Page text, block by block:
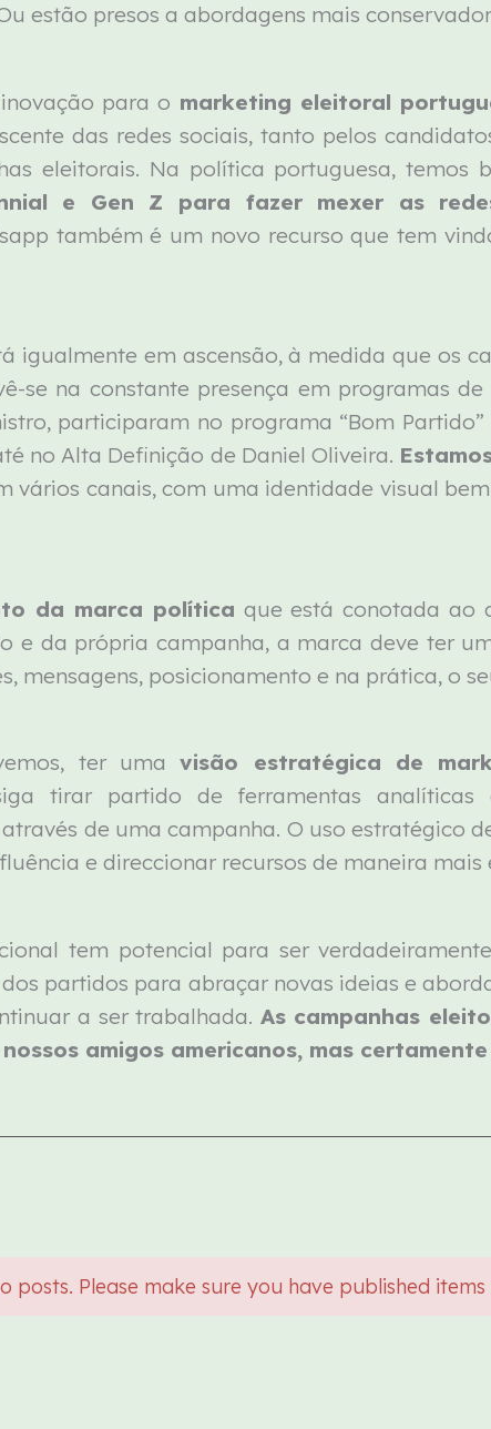
estão presos a abordagens mais
para o marketing eleitoral
das redes sociais, tanto pelos
eleitorais. Na política portuguesa, temos
e Gen Z para fazer mexer as
também é um novo recurso que tem
igualmente em ascensão, à medida que os
se na constante presença em programas
participaram no programa “Bom
no Alta Definição de Daniel Oliveira.
vários canais, com uma identidade visual
da marca política que está conotada ao
e da própria campanha, a marca deve ter
mensagens, posicionamento e na prática, o
ter umavisão estratégica de
tirar partido de ferramentas
de uma campanha. O uso estratégico
e direccionar recursos de maneira mais
tem potencial para ser
partidos para abraçar novas ideias e
a ser trabalhada. As campanhas
amigos americanos, mas
posts. Please make sure you have published